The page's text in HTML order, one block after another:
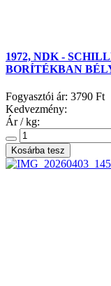
1972, NDK -
BORÍTÉKBAN
Fogyasztói ár: 3790 Ft
Kedvezmény:
Ár / kg: